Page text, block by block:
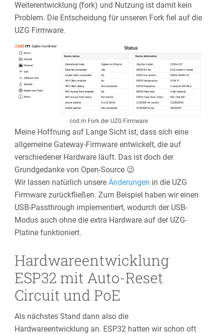
Weiterentwicklung (fork) und Nutzung ist damit kein
Problem. Die Entscheidung für unseren Fork fiel auf die
UZG Firmware.
cod.m Fork der UZG Firmware
Meine Hoffnung auf Lange Sicht ist, dass sich eine
allgemeine Gateway-Firmware entwickelt, die auf
verschiedener Hardware läuft. Das ist doch der
Grundgedanke von Open-Source 😉
Wir lassen natürlich unsere Änderungen in die UZG
Firmware zurückfließen. Zum Beispiel haben wir einen
USB-Passthrough implementiert, wodurch der USB-
Modus auch ohne die extra Hardware auf der UZG-
Platine funktioniert.
Hardwareentwicklung
ESP32 mit Auto-Reset
Circuit und PoE
Als nächstes Stand dann also die
Hardwareentwicklung an. ESP32 hatten wir schon oft